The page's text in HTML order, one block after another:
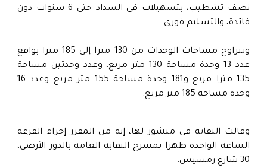
نصف تشطيب، بتسهيلات فى السداد حتى 6 سنوات دون
فائدة، والتسليم فورى.
وتتراوح مساحات الوحدات من 130 مترا إلى 185 مترا بواقع
عدد 13 وحدة مساحة 130 متر مربع، وعدد وحدتين مساحة
135 مترا مربع و181 وحدة مساحة 155 متر مربع وعدد 16
وحدة مساحة 185 متر مربع.
وقالت النقابة في منشور لها، إنه من المقرر إجراء القرعة
الساعة الواحدة ظهرا بمسرح النقابة العامة بالدور الأرضي،
30 شارع رمسيس.